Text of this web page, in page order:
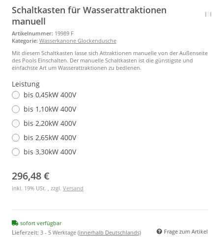
Schaltkasten für Wasserattraktionen
manuell
Artikelnummer: 19989 F
Kategorie: Wasserkanone Glockendusche
Mit diesem Schaltkasten lasse sich Attraktionen manuelle von der Außenseite
des Pools Einschalten. Der manuelle Schaltkasten ist die günstigste und
einfachste Art um Wasserattraktionen zu bedienen.
Leistung
bis 0,45kW 400V
bis 1,10kW 400V
bis 2,20kW 400V
bis 2,65kW 400V
bis 3,30kW 400V
296,48 €
inkl. 19% USt. , zzgl. Versand
sofort verfügbar
Lieferzeit: 3 - 5 Werktage (innerhalb Deutschlands) Frage zum Artikel